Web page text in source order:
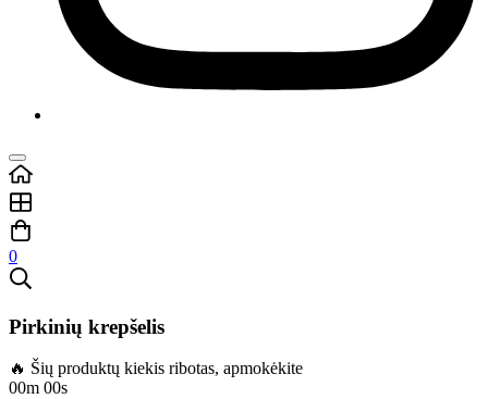
0
Pirkinių krepšelis
🔥 Šių produktų kiekis ribotas, apmokėkite
00m 00s